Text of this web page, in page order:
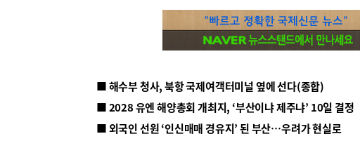
■ 해수부 청사, 북항 국제여객터미널 옆에 선다(종합)
■ 2028 유엔 해양총회 개최지, ‘부산이냐 제주냐’ 10일 결정
■ 외국인 선원 ‘인신매매 경유지’ 된 부산…우려가 현실로